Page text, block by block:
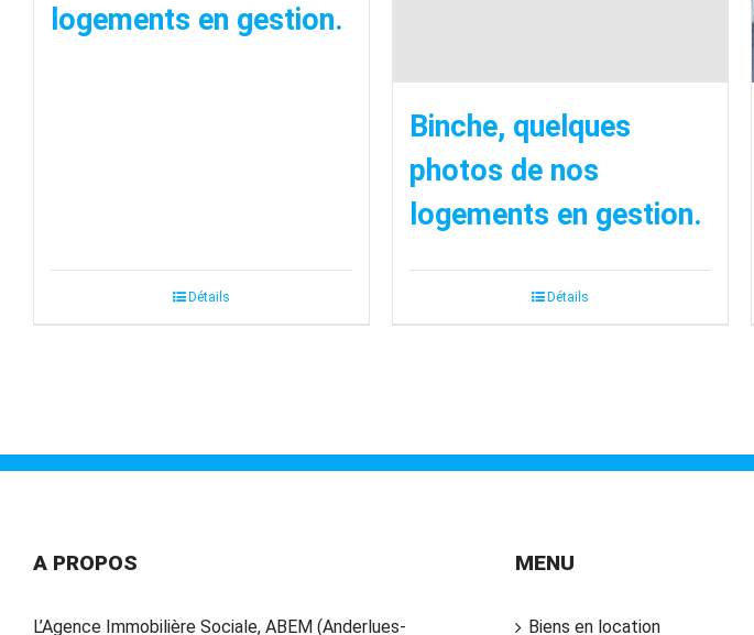
logements en gestion.
Détails
Binche, quelques
photos de nos
logements en gestion.
Détails
A PROPOS
L’Agence Immobilière Sociale, ABEM (Anderlues-
MENU
Biens en location